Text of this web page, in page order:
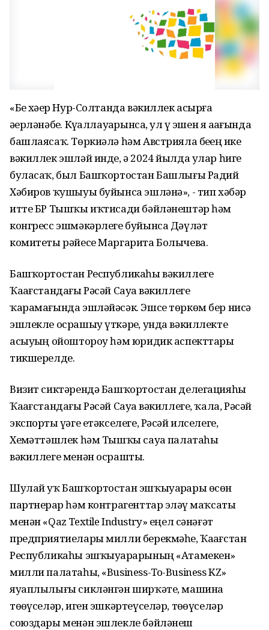
«Беҙ хәҙер Нур-Солтанда вәкиллек асырға
әҙерләнәбеҙ. Күҙаллауҙарынса, ул үҙ эшен яҙ аҙағында
башлаясаҡ. Төркиәлә һәм Австрияла беҙҙең ике
вәкиллек эшләй инде, ә 2024 йылда улар һигеҙ
буласаҡ, был Башҡортостан Башлығы Радий
Хәбиров ҡушыуы буйынса эшләнә», - тип хәбәр
итте БР Тышҡы иҡтисади бәйләнештәр һәм
конгресс эшмәкәрлеге буйынса Дәүләт
комитеты рәйесе Маргарита Болычева.
Башҡортостан Республикаһы вәкиллеге
Ҡаҙағстандағы Рәсәй Сауҙа вәкиллеге
ҡарамағында эшләйәсәк. Эшсе төркөм бер нисә
эшлекле осрашыу үткәрҙе, унда вәкиллекте
асыуҙың ойоштороу һәм юридик аспекттары
тикшерелде.
Визит сиктәрендә Башҡортостан делегацияһы
Ҡаҙағстандағы Рәсәй Сауҙа вәкиллеге, ҡала, Рәсәй
экспорты үҙәге етәкселеге, Рәсәй илселеге,
Хеҙмәттәшлек һәм Тышҡы сауҙа палатаһы
вәкиллеге менән осрашты.
Шулай уҡ Башҡортостан эшҡыуарҙары өсөн
партнерҙар һәм контрагенттар эҙләү маҡсаты
менән «Qaz Textile Industry» еңел сәнәғәт
предприятиелары милли берекмәһе, Ҡаҙағстан
Республикаһы эшҡыуарҙарының «Атамекен»
милли палатаһы, «Business-To-Business KZ»
яуаплылығы сикләнгән ширҡәте, машина
төҙөүселәр, иген эшкәртеүселәр, төҙөүселәр
союздары менән эшлекле бәйләнеш